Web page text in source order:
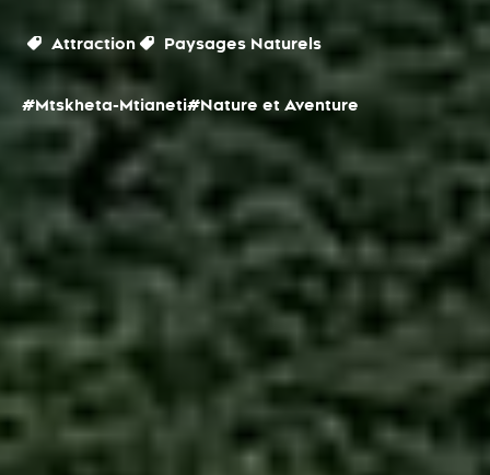
Attraction Paysages Naturels
#Mtskheta-Mtianeti#Nature et Aventure